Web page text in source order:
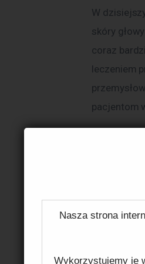
Nasza strona
Wykorzystujemy je
W
skóry
coraz
leczeniem
pacjentom
Zwykle